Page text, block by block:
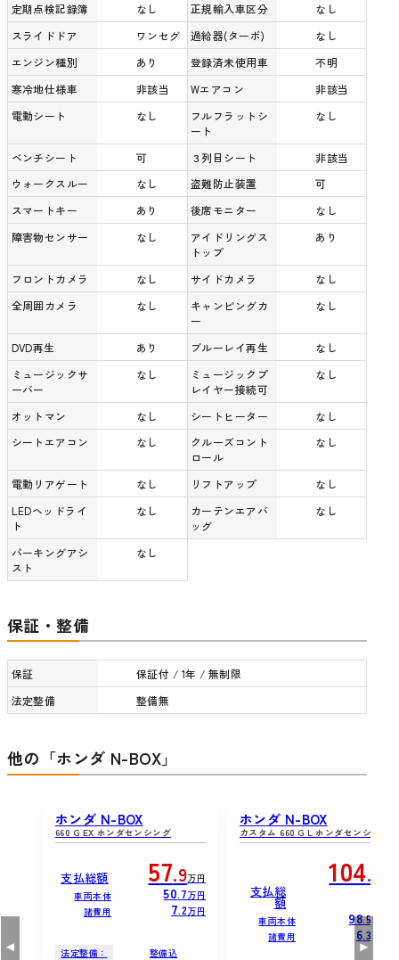
定期点検記録簿
なし 正規輸入車区分
なし
スライドドア
ワンセグ 過給器(ターボ)
なし
エンジン種別
あり 登録済未使用車
不明
寒冷地仕様車
非該当 Wエアコン
非該当
電動シート
なし
フルフラットシ
ート
なし
ベンチシート 可 ３列目シート
非該当
ウォークスルー
なし 盗難防止装置
可
スマートキー
あり 後席モニター
なし
障害物センサー
なし
アイドリングス
トップ
あり
フロントカメラ なし サイドカメラ
なし
全周囲カメラ
なし
キャンピングカ
ー
なし
DVD再生 あり ブルーレイ再生
なし
ミュージックサ
ーバー
なし
ミュージックプ
レイヤー接続可
なし
オットマン なし シートヒーター
なし
シートエアコン
なし
クルーズコント
ロール
なし
電動リアゲート なし リフトアップ
なし
LEDヘッドライ
ト
なし
カーテンエアバ
ッグ
なし
パーキングアシ
スト
なし
保証・整備
保証
保証付 / 1年 / 無制限
法定整備
整備無
他の「ホンダ N-BOX」
ホンダ N-BOX
660 G EX ホンダセンシング
支払総額 57.9万円
車両本体
50.7万円
諸費用
7.2万円
法定整備：
整備込
ホンダ N-BOX
カスタム 660 G L ホンダセンシング
支払総
額
104.8
車両本体
98.5万円
諸費用
6 .3